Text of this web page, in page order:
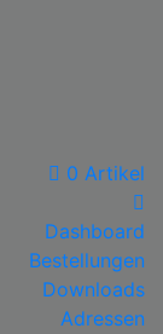
0 Artikel
Dashboard
Bestellungen
Downloads
Adressen